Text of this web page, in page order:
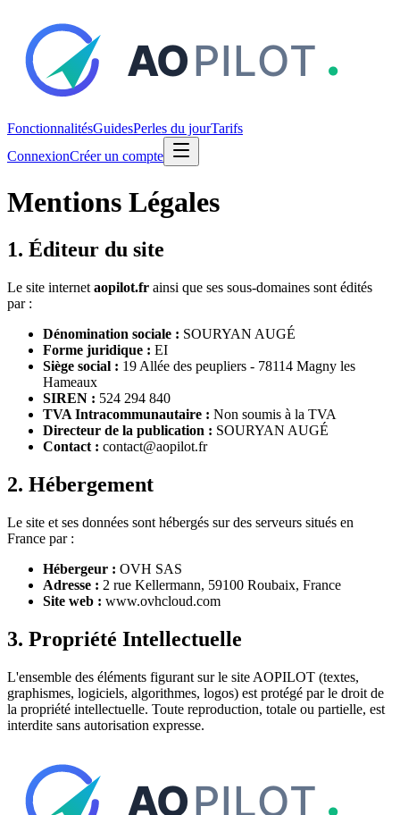
FonctionnalitésGuidesPerles du jourTarifs
ConnexionCréer un compte
Mentions Légales
1. Éditeur du site
Le site internet aopilot.fr ainsi que ses sous-domaines sont édités
par :
Dénomination sociale : SOURYAN AUGÉ
Forme juridique : EI
Siège social : 19 Allée des peupliers - 78114 Magny les
Hameaux
SIREN : 524 294 840
TVA Intracommunautaire : Non soumis à la TVA
Directeur de la publication : SOURYAN AUGÉ
Contact : contact@aopilot.fr
2. Hébergement
Le site et ses données sont hébergés sur des serveurs situés en
France par :
Hébergeur : OVH SAS
Adresse : 2 rue Kellermann, 59100 Roubaix, France
Site web : www.ovhcloud.com
3. Propriété Intellectuelle
L'ensemble des éléments figurant sur le site AOPILOT (textes,
graphismes, logiciels, algorithmes, logos) est protégé par le droit de
la propriété intellectuelle. Toute reproduction, totale ou partielle, est
interdite sans autorisation expresse.